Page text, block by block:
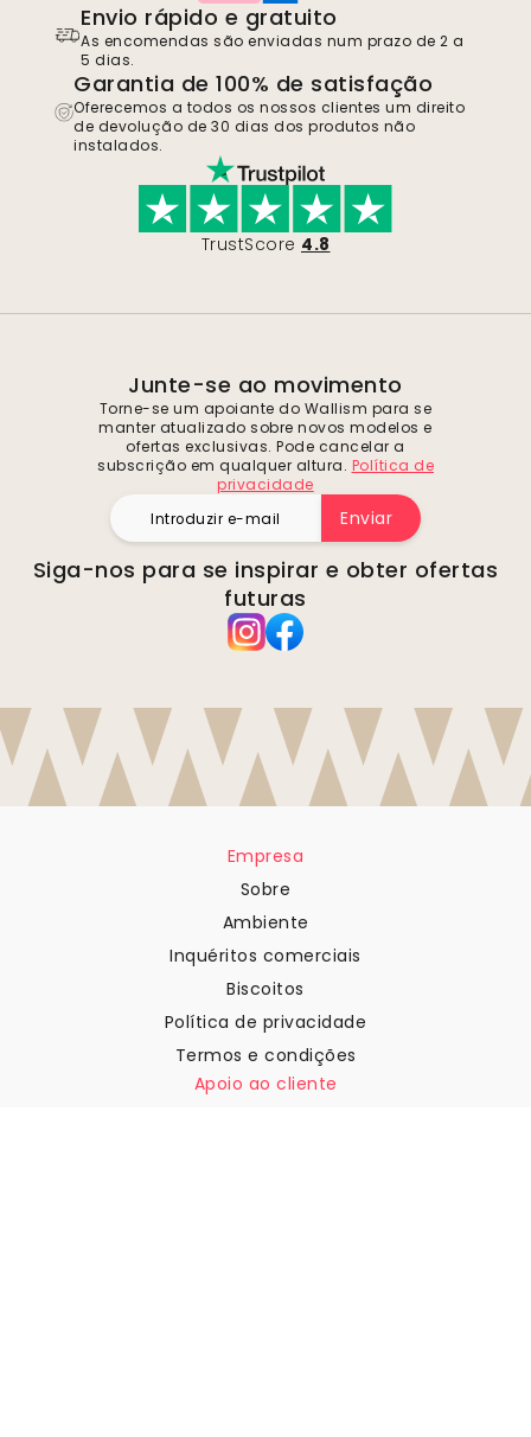
Envio rápido e gratuito
As encomendas são enviadas num prazo de 2 a
5 dias.
Garantia de 100% de satisfação
Oferecemos a todos os nossos clientes um direito
de devolução de 30 dias dos produtos não
instalados.
TrustScore 4.8
Junte-se ao movimento
Torne-se um apoiante do Wallism para se
manter atualizado sobre novos modelos e
ofertas exclusivas. Pode cancelar a
subscrição em qualquer altura. Política de
privacidade
Enviar
Siga-nos para se inspirar e obter ofertas
futuras
Empresa
Sobre
Ambiente
Inquéritos comerciais
Biscoitos
Política de privacidade
Termos e condições
Apoio ao cliente